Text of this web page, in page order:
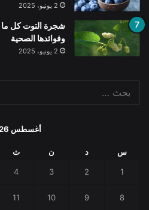
2 يونيو، 2025
شجرة التوت كل ما
وفوائدها الصحية
2 يونيو، 2025
أغسطس 2026
س د ن ث
1
2
3
4
8
9
10
11